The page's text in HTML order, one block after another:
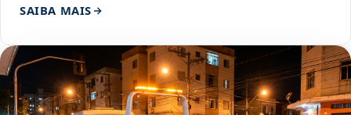
SAIBA MAIS